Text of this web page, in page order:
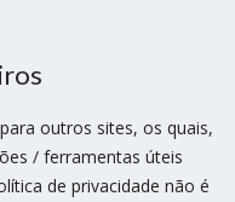
outros sites, os quais,
/ ferramentas úteis
de privacidade não é